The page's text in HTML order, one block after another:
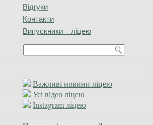
Відгуки
Контакти
Випускники – ліцею
Важливі новини ліцею
Усі відео ліцею
Instagram ліцею